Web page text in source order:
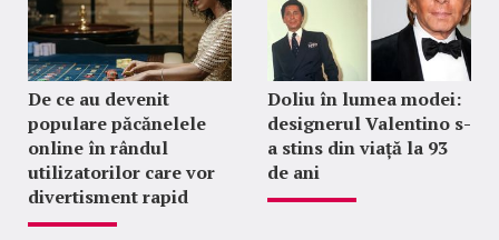
De ce au devenit
populare păcănelele
online în rândul
utilizatorilor care vor
divertisment rapid
Doliu în lumea modei:
designerul Valentino s-
a stins din viață la 93
de ani